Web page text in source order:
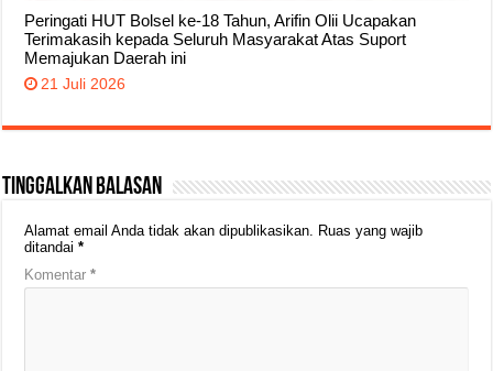
Peringati HUT Bolsel ke-18 Tahun, Arifin Olii Ucapakan
Terimakasih kepada Seluruh Masyarakat Atas Suport
Memajukan Daerah ini
21 Juli 2026
Tinggalkan Balasan
Alamat email Anda tidak akan dipublikasikan. Ruas yang wajib
ditandai*
Komentar*